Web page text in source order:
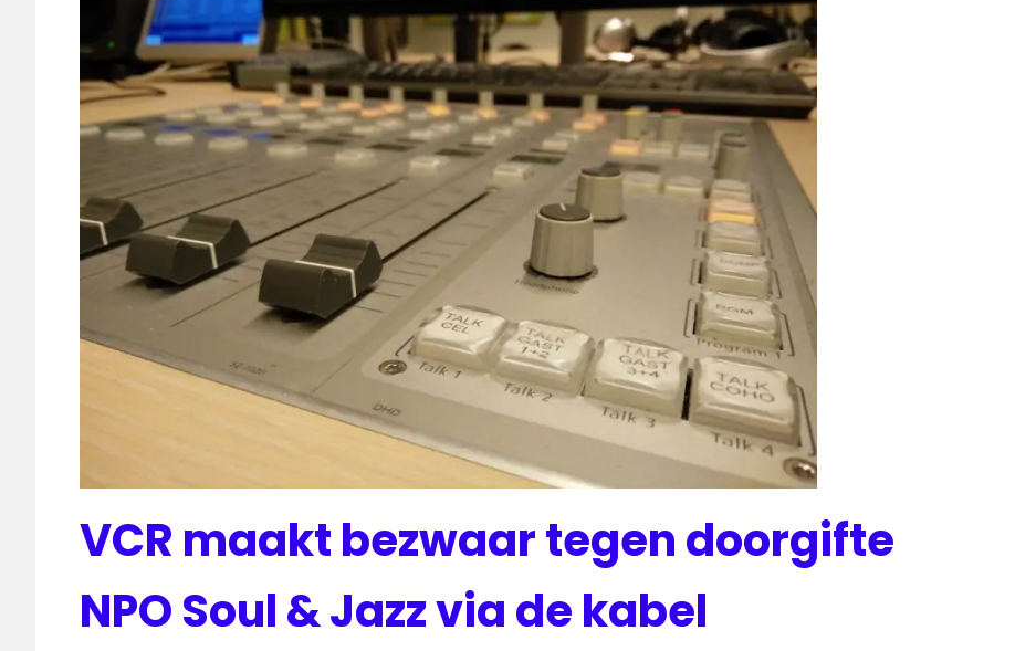
VCR maakt bezwaar tegen doorgifte
NPO Soul & Jazz via de kabel